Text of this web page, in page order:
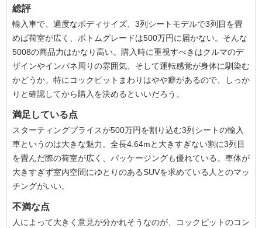
総評
輸入車で、適度なボディサイズ、3列シートモデルで3列目を畳
めば荷室が広く、ボトムグレードは500万円に届かない。そんな
5008の商品力はかなり高い。購入時に重視すべきはクルマのデ
ザインやインパネ周りの雰囲気、そして運転感覚が身体に馴染む
かどうか。特にコックピットまわりはやや癖があるので、しっか
りと確認してから購入を決めるといいだろう。
満足している点
スターティングプライスが500万円を割り込む3列シートの輸入
車というのは大きな魅力。全長4.64mと大きすぎない割に3列目
を畳んだ際の荷室が広く、パッケージングも優れている。車体が
大きすぎず室内空間にゆとりのあるSUVを求めている人とのマッ
チングがいい。
不満な点
人によって大きく意見が分かれそうなのが、コックピットのコン